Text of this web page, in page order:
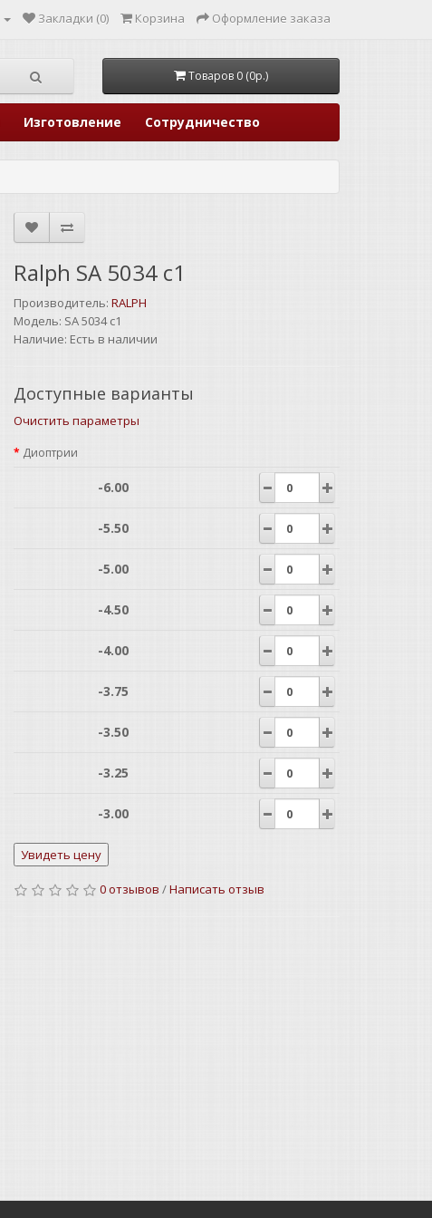
Закладки (0) Корзина Оформление заказа
Товаров 0 (0р.)
Изготовление Сотрудничество
Ralph SA 5034 c1
Производитель: RALPH
Модель: SA 5034 c1
Наличие: Есть в наличии
Доступные варианты
Очистить параметры
Диоптрии
-6.00
-5.50
-5.00
-4.50
-4.00
-3.75
-3.50
-3.25
-3.00
-2.75
-2.50
0 отзывов /Написать отзыв